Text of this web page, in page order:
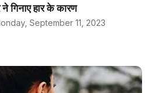
गिनाए हार के कारण
September 11, 2023